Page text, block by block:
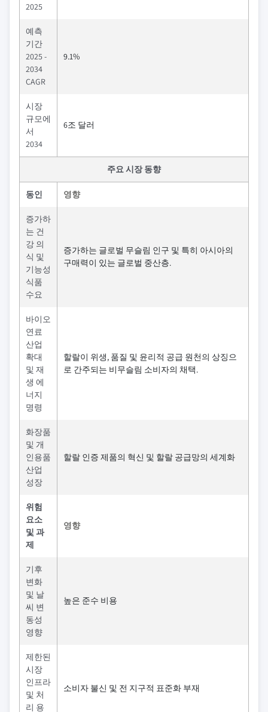
2025
예측
기간
2025 -
2034
CAGR
9.1%
시장
규모에
서
2034
6조 달러
주요 시장 동향
동인 영향
증가하
는 건
강 의
식 및
기능성
식품
수요
증가하는 글로벌 무슬림 인구 및 특히 아시아의
구매력이 있는 글로벌 중산층.
바이오
연료
산업
확대
및 재
생 에
너지
명령
할랄이 위생, 품질 및 윤리적 공급 원천의 상징으
로 간주되는 비무슬림 소비자의 채택.
화장품
및 개
인용품
산업
성장
할랄 인증 제품의 혁신 및 할랄 공급망의 세계화
위험
요소
및 과
제
영향
기후
변화
및 날
씨 변
동성
영향
높은 준수 비용
제한된
시장
인프라
및 처
리 용
소비자 불신 및 전 지구적 표준화 부재